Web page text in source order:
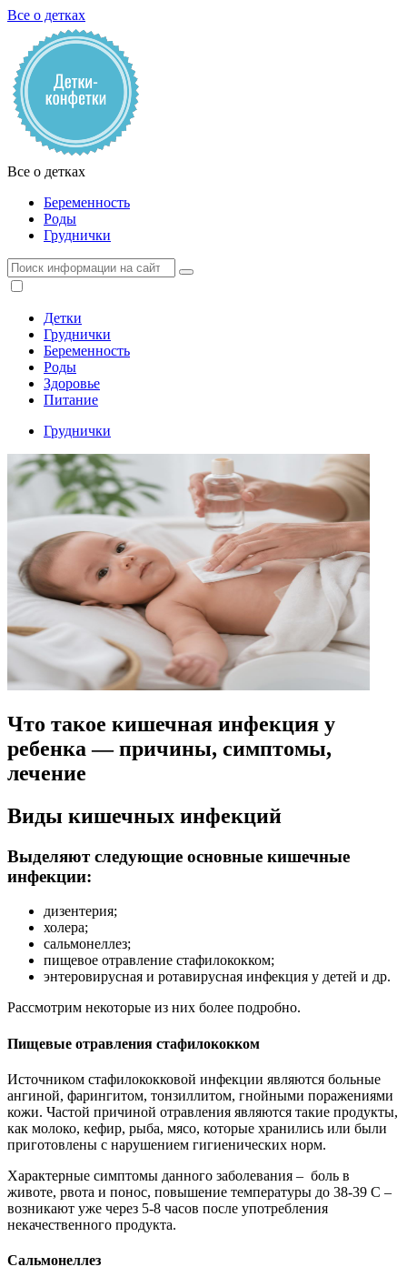
Все о детках
Все о детках
Беременность
Роды
Груднички
Детки
Груднички
Беременность
Роды
Здоровье
Питание
Груднички
Что такое кишечная инфекция у
ребенка — причины, симптомы,
лечение
Виды кишечных инфекций
Выделяют следующие основные кишечные
инфекции:
дизентерия;
холера;
сальмонеллез;
пищевое отравление стафилококком;
энтеровирусная и ротавирусная инфекция у детей и др.
Рассмотрим некоторые из них более подробно.
Пищевые отравления стафилококком
Источником стафилококковой инфекции являются больные
ангиной, фарингитом, тонзиллитом, гнойными поражениями
кожи. Частой причиной отравления являются такие продукты,
как молоко, кефир, рыба, мясо, которые хранились или были
приготовлены с нарушением гигиенических норм.
Характерные симптомы данного заболевания – боль в
животе, рвота и понос, повышение температуры до 38-39 С –
возникают уже через 5-8 часов после употребления
некачественного продукта.
Сальмонеллез